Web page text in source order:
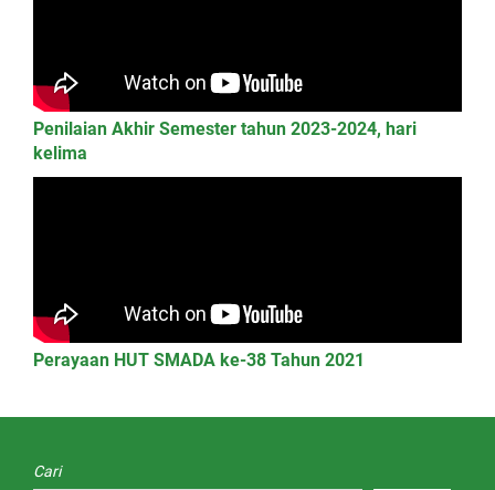
Penilaian Akhir Semester tahun 2023-2024, hari
kelima
Perayaan HUT SMADA ke-38 Tahun 2021
Cari